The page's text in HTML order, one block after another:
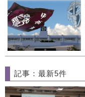
記事：最新5件